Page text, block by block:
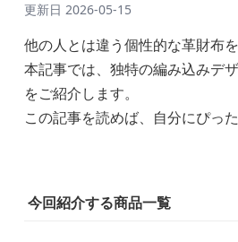
更新日 2026-05-15
他の人とは違う個性的な革財布
本記事では、独特の編み込みデ
をご紹介します。
この記事を読めば、自分にぴっ
今回紹介する商品一覧